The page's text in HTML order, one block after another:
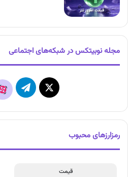
مجله نوبیتکس در شبکه‌های اجتماعی
X تلگرام
رمزارزهای محبوب
قیمت